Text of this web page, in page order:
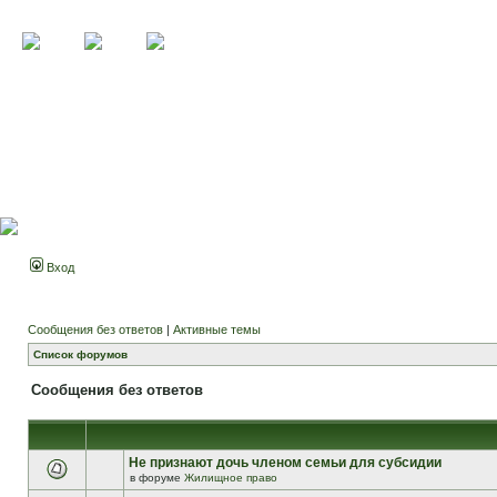
Вход
Сообщения без ответов | Активные темы
Список форумов
Сообщения без ответов
Не признают дочь членом семьи для субсидии
в форуме Жилищное право